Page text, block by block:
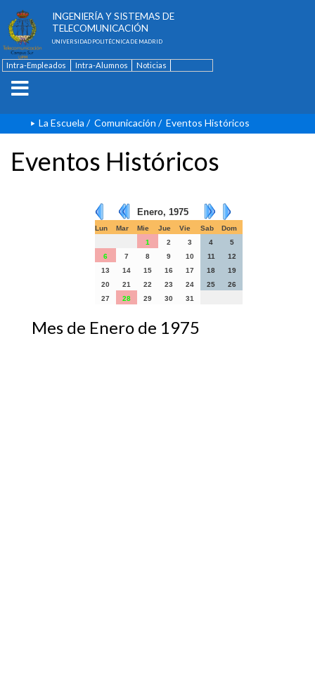
INGENIERÍA Y SISTEMAS DE
TELECOMUNICACIÓN
UNIVERSIDAD POLITÉCNICA DE MADRID
Intra-Empleados Intra-Alumnos
Noticias
La Escuela / Comunicación / Eventos Históricos
Eventos Históricos
Enero, 1975
Lun Mar Mie Jue Vie Sab
Dom
1
2 3 4
5
6
7 8 9 10 11
12
13
14 15 16 17 18
19
20
21 22 23 24 25
26
27
28 29 30 31
Mes de Enero de 1975